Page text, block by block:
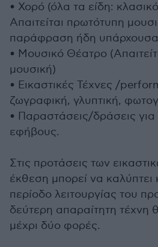
• Χορό (όλα τα είδη:
Απαιτείται πρωτότυπη
παράφραση ήδη
• Μουσικό Θέατρο
μουσική)
• Εικαστικές Τέχνες /
ζωγραφική, γλυπτική,
• Παραστάσεις/δράσεις για
εφήβους.
Στις προτάσεις των
έκθεση μπορεί να καλύπτει
περίοδο λειτουργίας του
δεύτερη απαραίτητη τέχνη
μέχρι δύο φορές.